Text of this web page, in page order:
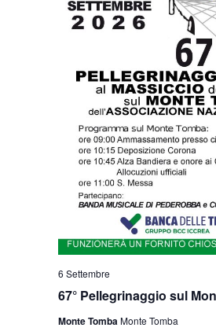
67° Pellegrinaggio sul
6 Settembre
Monte TombaMonte Tomba